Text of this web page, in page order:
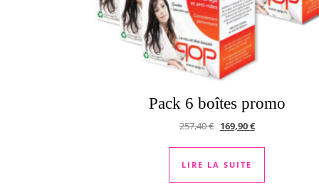
Pack 6 boîtes promo
257,40€ Le prix initial était :
169,90€Le prix actuel
LIRE LA SUITE